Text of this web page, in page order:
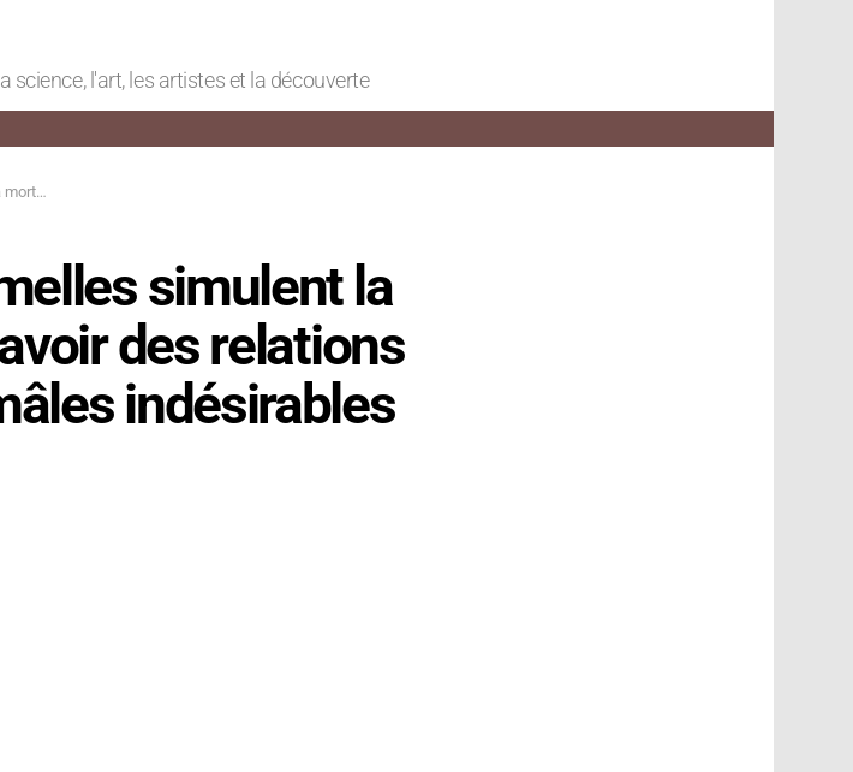
science, l'art, les artistes et la découverte
indésirables
simulent la
des relations
indésirables